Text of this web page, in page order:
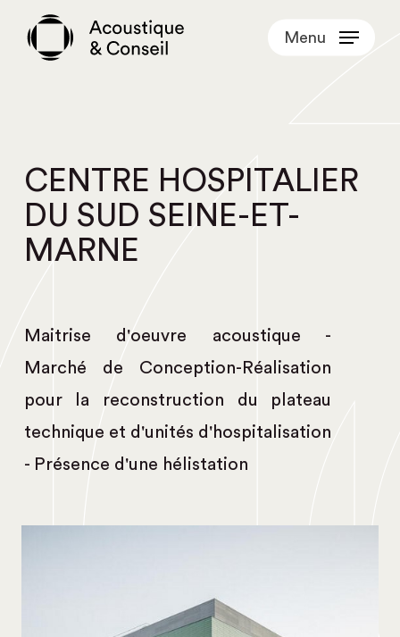
Menu
CENTRE HOSPITALIER
DU SUD SEINE-ET-
MARNE
Maitrise d'oeuvre acoustique -
Marché de Conception-Réalisation
pour la reconstruction du plateau
technique et d'unités d'hospitalisation
- Présence d'une hélistation